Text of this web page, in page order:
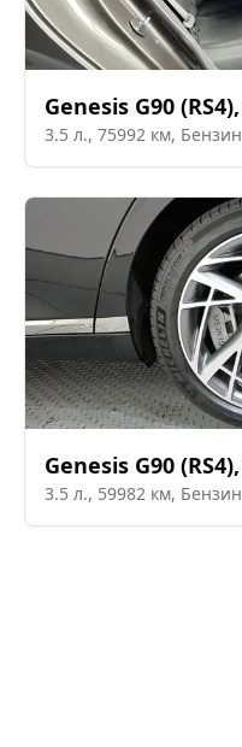
Genesis G90 (RS4),
3.5 л., 75992 км, Бензин
Genesis G90 (RS4),
3.5 л., 59982 км, Бензин